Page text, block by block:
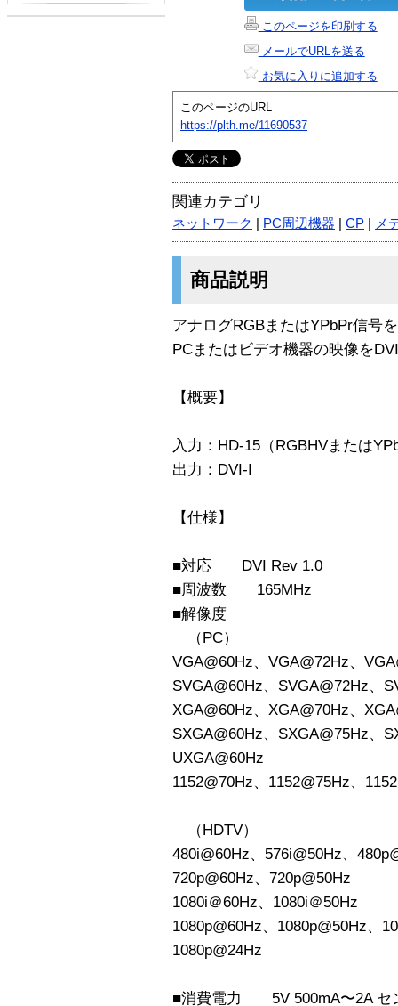
このページを印刷する
メールでURLを送る
お気に入りに追加する
このページのURL
https://plth.me/11690537
関連カテゴリ
ネットワーク PC周辺機器 CP メ
商品説明
アナログRGBまたはYPbPr信号
PCまたはビデオ機器の映像を
【概要】
入力：HD-15（RGBHVまたは
出力：DVI-I
【仕様】
■対応 DVI Rev 1.0
■周波数 165MHz
■解像度
（PC）
VGA@60Hz、VGA@72Hz、
SVGA@60Hz、SVGA@72Hz、
XGA@60Hz、XGA@70Hz、
SXGA@60Hz、SXGA@75Hz、
UXGA@60Hz
1152@70Hz、1152@75Hz、
（HDTV）
480i@60Hz、576i@50Hz、
720p@60Hz、720p@50Hz
1080i＠60Hz、1080i＠50Hz
1080p@60Hz、1080p@50Hz、
1080p@24Hz
■消費電力 5V 500mA〜2A セ